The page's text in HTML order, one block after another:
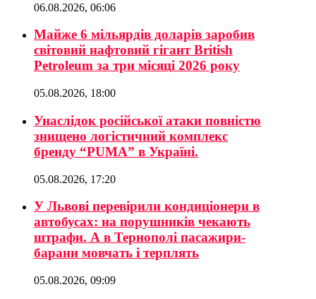
06.08.2026, 06:06
Майже 6 мільярдів доларів заробив
світовий нафтовий гігант British
Petroleum за три місяці 2026 року
05.08.2026, 18:00
Унаслідок російської атаки повністю
знищено логістичний комплекс
бренду “PUMA” в Україні.
05.08.2026, 17:20
У Львові перевірили кондиціонери в
автобусах: на порушників чекають
штрафи. А в Тернополі пасажири-
барани мовчать і терплять
05.08.2026, 09:09